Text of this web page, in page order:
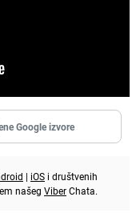
Google izvore
| iOS i društvenih
našeg ViberChata.